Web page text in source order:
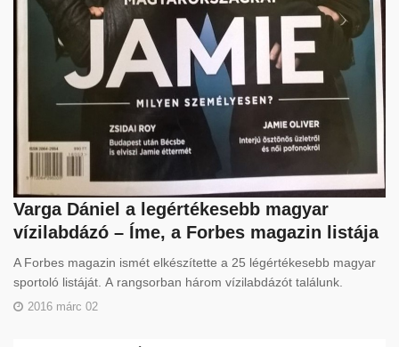
Varga Dániel a legértékesebb magyar
vízilabdázó – Íme, a Forbes magazin listája
A Forbes magazin ismét elkészítette a 25 légértékesebb magyar
sportoló listáját. A rangsorban három vízilabdázót találunk.
2016 márc 02